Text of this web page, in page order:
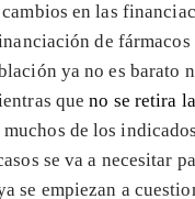
en las
de
ya no es
queno se retira
de los
se va a necesitar
se empiezan a